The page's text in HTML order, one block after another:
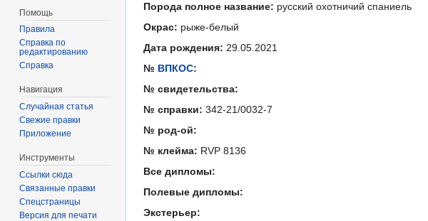
Порода полное название: русский охотничий спаниель
Окрас: рыже-белый
Дата рождения: 29.05.2021
№ ВПКОС:
№ свидетельства:
№ справки: 342-21/0032-7
№ род-ой:
№ клейма: RVP 8136
Все дипломы:
Полевые дипломы:
Экстерьер:
Помощь
Правила
Справка по
редактированию
Справка
Навигация
Случайная статья
Свежие правки
Приложение
Инструменты
Ссылки сюда
Связанные правки
Спецстраницы
Версия для печати